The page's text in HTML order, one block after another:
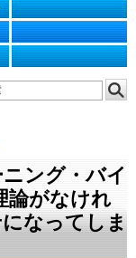
ング・バイ
論がなけれ
なってしま